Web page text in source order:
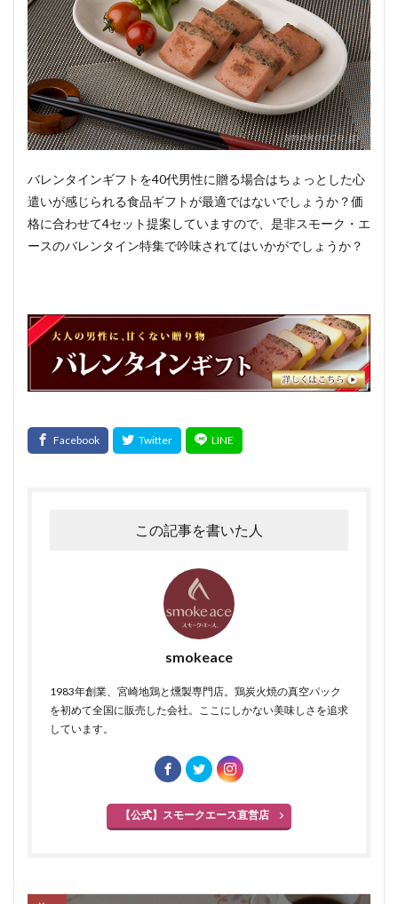
バレンタインギフトを40代男性に贈る場合はちょっとした心
遣いが感じられる食品ギフトが最適ではないでしょうか？価
格に合わせて4セット提案していますので、是非スモーク・エ
ースのバレンタイン特集で吟味されてはいかがでしょうか？
この記事を書いた人
smokeace
1983年創業、宮崎地鶏と燻製専門店。鶏炭火焼の真空パック
を初めて全国に販売した会社。ここにしかない美味しさを追求
しています。
【公式】スモークエース直営店